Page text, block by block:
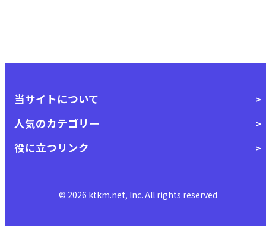
当サイトについて
人気のカテゴリー
役に立つリンク
© 2026 ktkm.net, Inc. All rights reserved